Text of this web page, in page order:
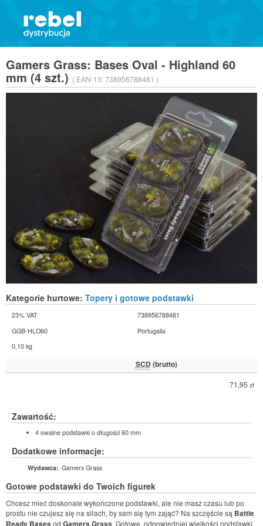
Gamers Grass: Bases Oval - Highland 60
mm (4 szt.) ( EAN-13:738956788481 )
Kategorie hurtowe: Topery i gotowe podstawki
23% VAT
738956788481
GGB-HLO60
Portugalia
0,10 kg
SCD (brutto)
71,95 zł
Zawartość:
4 owalne podstawki o długości 60 mm
Dodatkowe informacje:
Wydawca: Gamers Grass
Gotowe podstawki do Twoich figurek
Chcesz mieć doskonale wykończone podstawki, ale nie masz czasu lub po
prostu nie czujesz się na siłach, by sam się tym zająć? Na szczęście są Battle
Ready Bases od Gamers Grass. Gotowe, odpowiedniej wielkości podstawki